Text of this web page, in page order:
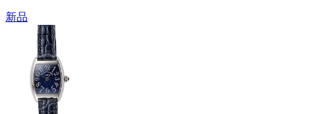
新品